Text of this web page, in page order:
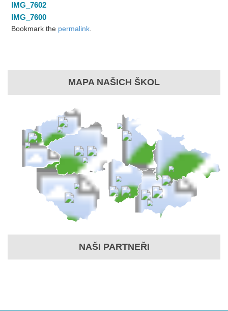
IMG_7602
IMG_7600
Bookmark the permalink.
MAPA NAŠICH ŠKOL
NAŠI PARTNEŘI